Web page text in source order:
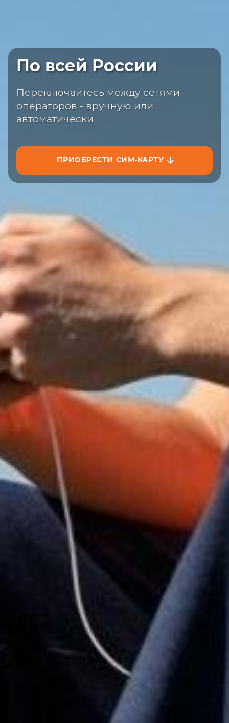
По всей России
Переключайтесь между сетями
операторов - вручную или
автоматически
ПРИОБРЕСТИ СИМ-КАРТУ
Быстрая доставка
сайте или на маркетплейсах
ЗАКАЗАТЬ НА САЙТЕ